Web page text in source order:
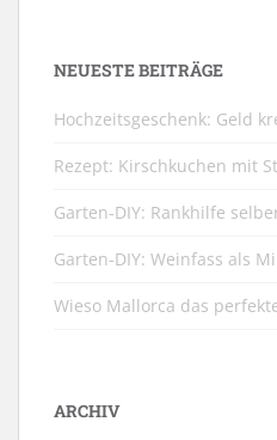
NEUESTE BEITRÄGE
Hochzeitsgeschenk: Geld
Rezept: Kirschkuchen mit
Garten-DIY: Rankhilfe
Garten-DIY: Weinfass als
Wieso Mallorca das
ARCHIV